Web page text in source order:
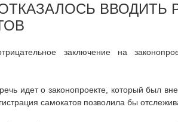
ВВОДИТЬ
заключение на
идет о законопроекте, который был
самокатов позволила бы